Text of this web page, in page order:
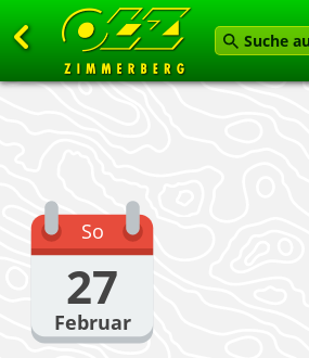
Termine
Angebot
Karten
Service
So
27
Februar